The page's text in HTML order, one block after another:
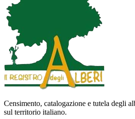
Censimento, catalogazione e tutela degli
sul territorio italiano.